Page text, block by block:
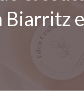
Biarritz